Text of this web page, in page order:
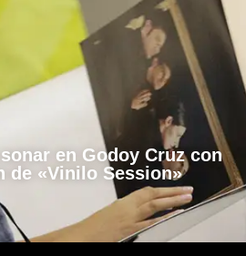
en Godoy Cruz con
de «Vinilo Session»